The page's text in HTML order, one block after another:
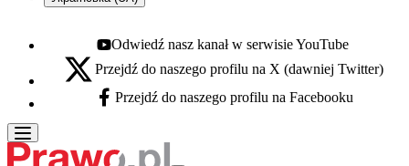
Youtube - otwiera się w nowej karcie
Odwiedź nasz kanał w serwisie YouTube
X - otwiera się w nowej karcie
Przejdź do naszego profilu na X (dawniej Twitter)
Facebook - otwiera się w nowej karcie
Przejdź do naszego profilu na Facebooku